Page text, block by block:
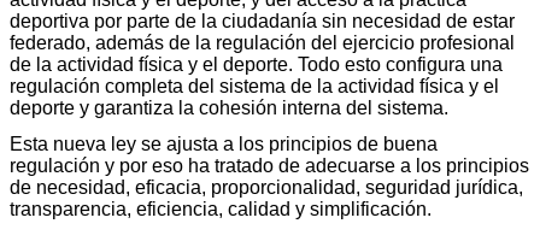
deportiva por parte de la ciudadanía sin necesidad de estar
federado, además de la regulación del ejercicio profesional
de la actividad física y el deporte. Todo esto configura una
regulación completa del sistema de la actividad física y el
deporte y garantiza la cohesión interna del sistema.
Esta nueva ley se ajusta a los principios de buena
regulación y por eso ha tratado de adecuarse a los principios
de necesidad, eficacia, proporcionalidad, seguridad jurídica,
transparencia, eficiencia, calidad y simplificación.